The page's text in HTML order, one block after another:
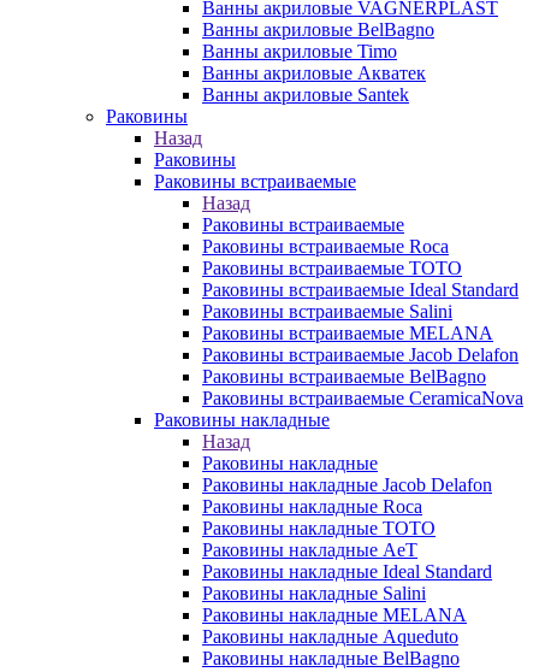
Ванны акриловые VAGNERPLAST
Ванны акриловые BelBagno
Ванны акриловые Timo
Ванны акриловые Акватек
Ванны акриловые Santek
Раковины
Назад
Раковины
Раковины встраиваемые
Назад
Раковины встраиваемые
Раковины встраиваемые Roca
Раковины встраиваемые TOTO
Раковины встраиваемые Ideal Standard
Раковины встраиваемые Salini
Раковины встраиваемые MELANA
Раковины встраиваемые Jacob Delafon
Раковины встраиваемые BelBagno
Раковины встраиваемые CeramicaNova
Раковины накладные
Назад
Раковины накладные
Раковины накладные Jacob Delafon
Раковины накладные Roca
Раковины накладные TOTO
Раковины накладные AeT
Раковины накладные Ideal Standard
Раковины накладные Salini
Раковины накладные MELANA
Раковины накладные Aqueduto
Раковины накладные BelBagno